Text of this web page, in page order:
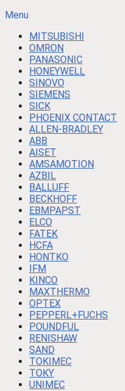
Menu
MITSUBISHI
OMRON
PANASONIC
HONEYWELL
SINOVO
SIEMENS
SICK
PHOENIX CONTACT
ALLEN-BRADLEY
ABB
AISET
AMSAMOTION
AZBIL
BALLUFF
BECKHOFF
EBMPAPST
ELCO
FATEK
HCFA
HONTKO
IFM
KINCO
MAXTHERMO
OPTEX
PEPPERL+FUCHS
POUNDFUL
RENISHAW
SAND
TOKIMEC
TOKY
UNIMEC